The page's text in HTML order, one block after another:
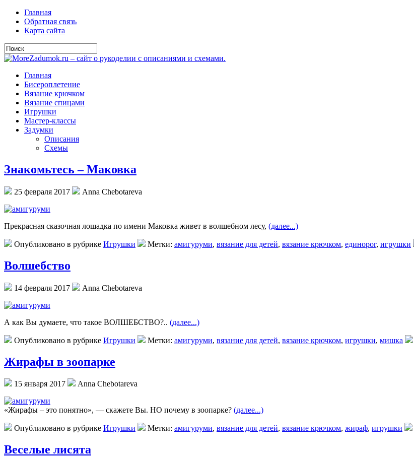
Главная
Обратная связь
Карта сайта
Главная
Бисероплетение
Вязание крючком
Вязание спицами
Игрушки
Мастер-классы
Задумки
Описания
Схемы
Знакомьтесь – Маковка
25 февраля 2017 Anna Chebotareva
Прекрасная сказочная лошадка по имени Маковка живет в волшебном лесу, (далее...)
Опубликовано в рубрике Игрушки Метки: амигуруми, вязание для детей, вязание крючком, единорог, игрушки
Волшебство
14 февраля 2017 Anna Chebotareva
А как Вы думаете, что такое ВОЛШЕБСТВО?.. (далее...)
Опубликовано в рубрике Игрушки Метки: амигуруми, вязание для детей, вязание крючком, игрушки, мишка
Жирафы в зоопарке
15 января 2017 Anna Chebotareva
«Жирафы – это понятно», — скажете Вы. НО почему в зоопарке? (далее...)
Опубликовано в рубрике Игрушки Метки: амигуруми, вязание для детей, вязание крючком, жираф, игрушки
Веселые лисята